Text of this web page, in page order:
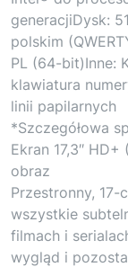
generacjiDysk:
polskim
PL (64-bit)Inne:
klawiatura
linii papilarnych
*Szczegółowa
Ekran 17,3″
obraz
Przestronny,
wszystkie
filmach i
wygląd i